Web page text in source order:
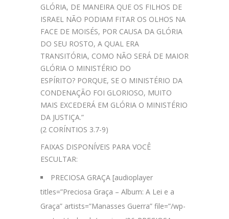
GLÓRIA, DE MANEIRA QUE OS FILHOS DE
ISRAEL NÃO PODIAM FITAR OS OLHOS NA
FACE DE MOISÉS, POR CAUSA DA GLÓRIA
DO SEU ROSTO, A QUAL ERA
TRANSITÓRIA, COMO NÃO SERÁ DE MAIOR
GLÓRIA O MINISTÉRIO DO
ESPÍRITO? PORQUE, SE O MINISTÉRIO DA
CONDENAÇÃO FOI GLORIOSO, MUITO
MAIS EXCEDERÁ EM GLÓRIA O MINISTÉRIO
DA JUSTIÇA.”
(2 CORÍNTIOS 3.7-9)
FAIXAS DISPONÍVEIS PARA VOCÊ
ESCULTAR:
PRECIOSA GRAÇA [audioplayer
titles=”Preciosa Graça – Album: A Lei e a
Graça” artists=”Manasses Guerra” file=”/wp-